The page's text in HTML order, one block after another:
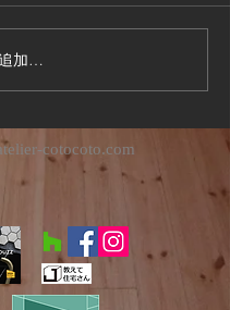
加…
cotocoto.com